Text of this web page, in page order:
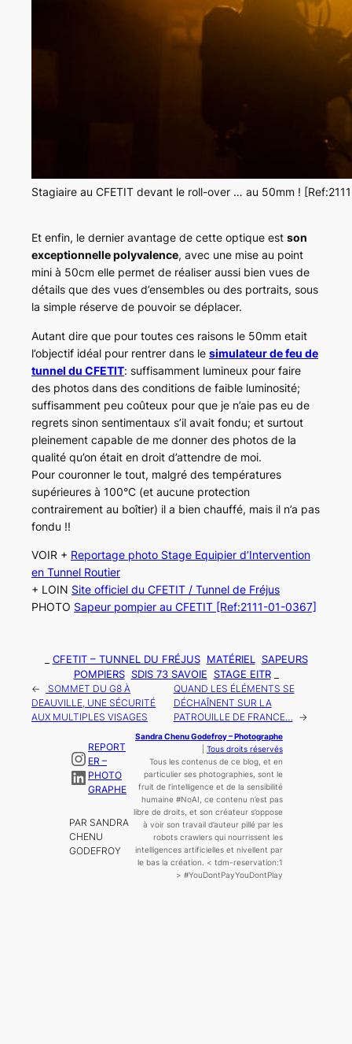
Stagiaire au CFETIT devant le roll-over … au 50mm !
Et enfin, le dernier avantage de cette optique est son
exceptionnelle polyvalence, avec une mise au point
mini à 50cm elle permet de réaliser aussi bien vues de
détails que des vues d’ensembles ou des portraits, sous
la simple réserve de pouvoir se déplacer.
Autant dire que pour toutes ces raisons le 50mm etait
l’objectif idéal pour rentrer dans le simulateur de feu de
tunnel du CFETIT: suffisamment lumineux pour faire
des photos dans des conditions de faible luminosité;
suffisamment peu coûteux pour que je n’aie pas eu de
regrets sinon sentimentaux s’il avait fondu; et surtout
pleinement capable de me donner des photos de la
qualité qu’on était en droit d’attendre de moi.
Pour couronner le tout, malgré des températures
supérieures à 100°C (et aucune protection
contrairement au boîtier) il a bien chauffé, mais il n’a pas
fondu !!
VOIR + Reportage photo Stage Equipier d’Intervention
en Tunnel Routier
+ LOIN Site officiel du CFETIT / Tunnel de Fréjus
PHOTO Sapeur pompier au CFETIT [Ref:2111-01-0367]
CFETIT – TUNNEL DU FRÉJUS MATÉRIEL SAPEURS
POMPIERS SDIS 73 SAVOIE STAGE EITR_
←
SOMMET DU G8 À
DEAUVILLE, UNE SÉCURITÉ
AUX MULTIPLES VISAGES
QUAND LES ÉLÉMENTS SE
DÉCHAÎNENT SUR LA
PATROUILLE DE FRANCE… →
Instagram
LinkedIn
REPORT
ER –
PHOTO
GRAPHE
PAR SANDRA
CHENU
GODEFROY
Sandra Chenu Godefroy – Photographe
Tous droits réservés
Tous les contenus de ce blog, et en
particulier ses photographies, sont le
fruit de l’intelligenceet de la sensibilité
humaine#NoAI, ce contenu n’est pas
libre de droits, et son créateur s’oppose
à voir son travail d’auteur pillé par les
robots crawlers qui nourrissent les
intelligences artificielles et nivellent par
le bas la création. < tdm-reservation:1
> #YouDontPayYouDontPlay